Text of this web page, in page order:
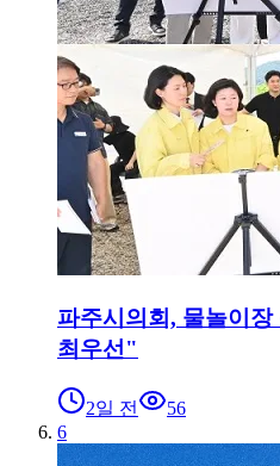
파주시의회, 물놀이
최우선"
2일 전
56
6